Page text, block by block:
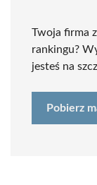
Twoja firma
rankingu?
jesteś na
Pobierz